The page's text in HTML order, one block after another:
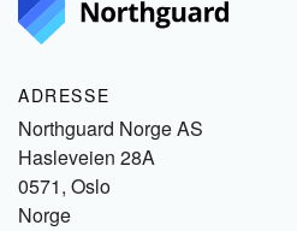
ADRESSE
Northguard Norge AS
Hasleveien 28A
0571, Oslo
Norge